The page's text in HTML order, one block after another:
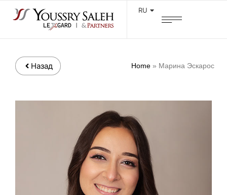
RU
Назад Home » Марина Эскарос